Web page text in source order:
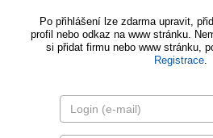
Po přihlášení lze zdarma upravit,
profil nebo odkaz na www stránku.
si přidat firmu nebo www stránku,
Registrace.